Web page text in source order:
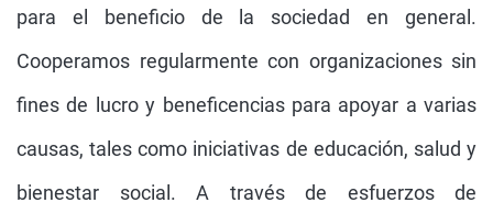
para el beneficio de la sociedad en general.
Cooperamos regularmente con organizaciones sin
fines de lucro y beneficencias para apoyar a varias
causas, tales como iniciativas de educación, salud y
bienestar social. A través de esfuerzos de